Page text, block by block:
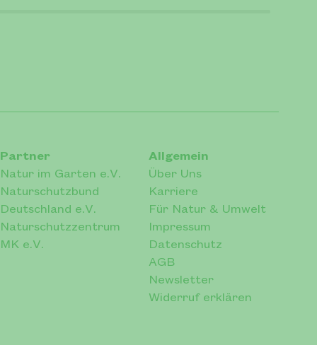
Partner
Natur im Garten e.V.
Naturschutzbund
Deutschland e.V.
Naturschutzzentrum
MK e.V.
Allgemein
Über Uns
Karriere
Für Natur & Umwelt
Impressum
Datenschutz
AGB
Newsletter
Widerruf erklären